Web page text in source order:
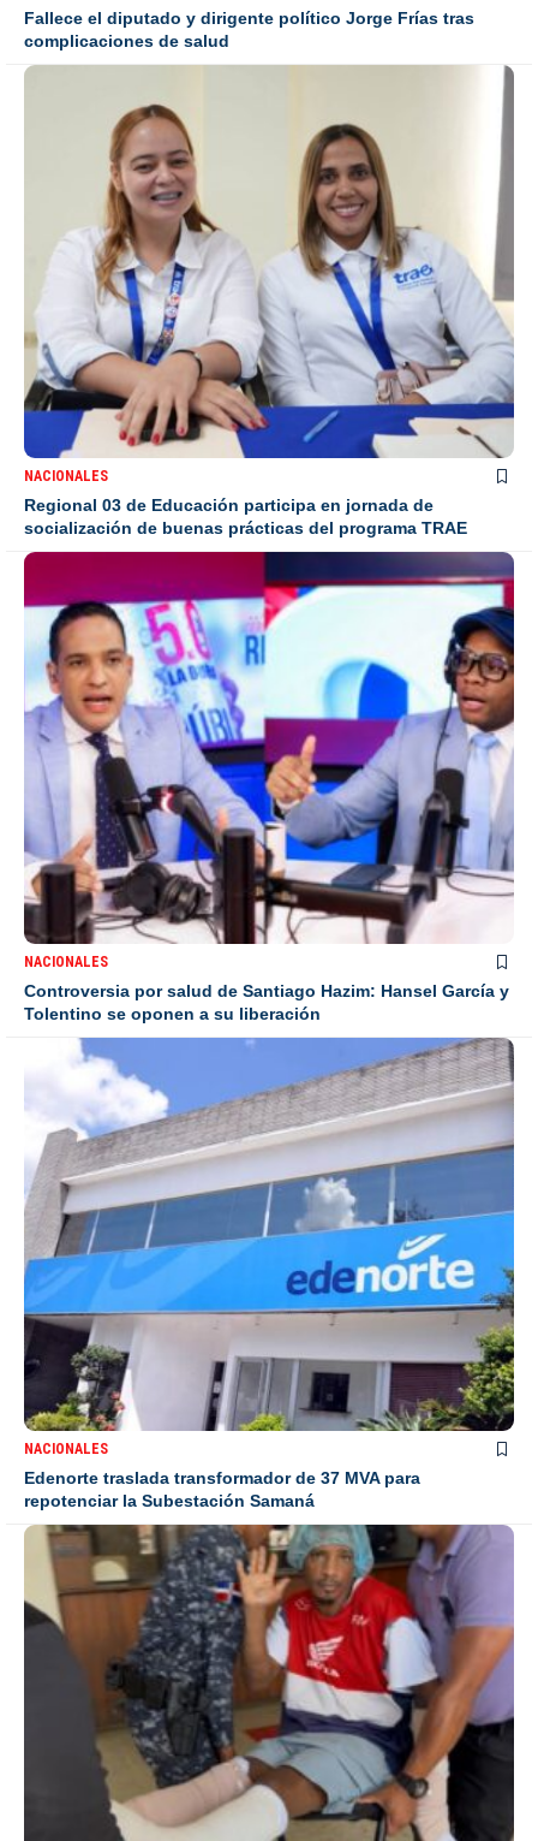
Fallece el diputado y dirigente político Jorge Frías tras
complicaciones de salud
NACIONALES
Regional 03 de Educación participa en jornada de
socialización de buenas prácticas del programa TRAE
NACIONALES
Controversia por salud de Santiago Hazim: Hansel García y
Tolentino se oponen a su liberación
NACIONALES
Edenorte traslada transformador de 37 MVA para
repotenciar la Subestación Samaná